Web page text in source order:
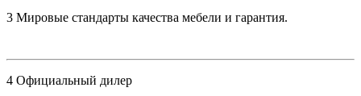
3 Мировые стандарты качества мебели и гарантия.
4 Официальный дилер